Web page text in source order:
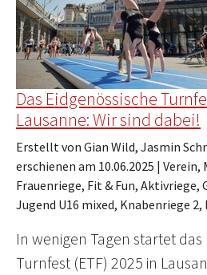
Das Eidgenössische
Lausanne: Wir sind dabei!
Erstellt von Gian Wild, Jasmin
erschienen am 10.06.2025 | Verein,
Frauenriege, Fit & Fun, Aktivriege,
Jugend U16 mixed, Knabenriege 2,
In wenigen Tagen startet das
Turnfest (ETF) 2025 in